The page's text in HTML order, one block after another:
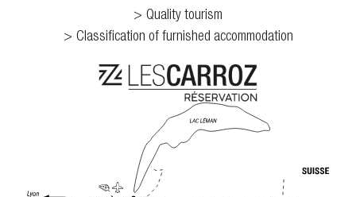
Quality tourism
Classification of furnished accommodation